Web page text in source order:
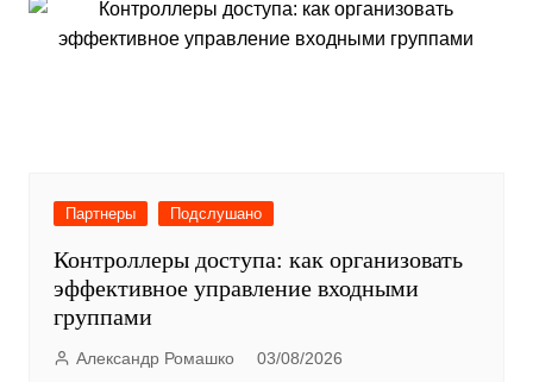
Партнеры Подслушано
Контроллеры доступа: как организовать
эффективное управление входными
группами
Александр Ромашко 03/08/2026